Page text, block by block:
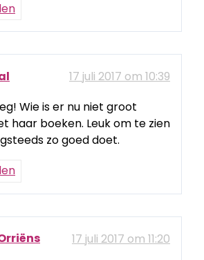
17 juli 2017 om 10:39
Wie is er nu niet groot
haar boeken. Leuk om te zien
zo goed doet.
17 juli 2017 om 11:20